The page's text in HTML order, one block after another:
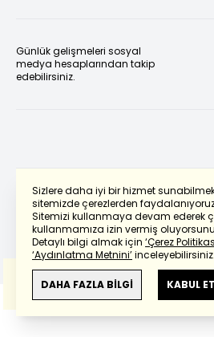
Sizlere daha iyi bir hizmet
sitemizde çerezlerden
Sitemizi kullanmaya devam ederek
kullanmamıza izin vermiş
Detaylı bilgi almak için ‘Çerez
‘Aydınlatma Metnini’inceleyebilirsiniz.
DAHA FAZLA BİLGİ KABUL ET
Günlük gelişmeleri sosyal
medya hesaplarından takip
edebilirsiniz.
Powered by
Bu çevirideGoogle Translete
Anlam ve çeviri hatalarından
sorumlu değildir.